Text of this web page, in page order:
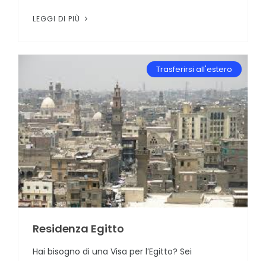
LEGGI DI PIÙ
Trasferirsi all'estero
Residenza Egitto
Hai bisogno di una Visa per l’Egitto? Sei